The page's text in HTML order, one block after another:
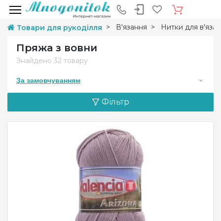
Товари для рукоділля В'язання Нитки для
Пряжа з вовни
Знайдено 32 товару
За замовчуванням
Фільтр